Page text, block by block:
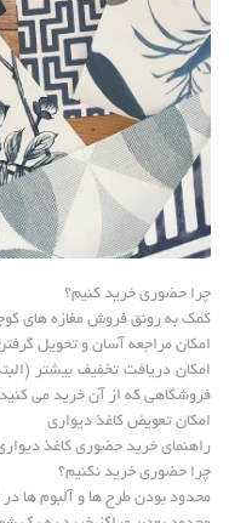
چرا حضوری خرید کنیم؟
کمک به رونق فروش مغازه های
امکان مراجعه آسان و تحویل
امکان دریافت تخفیف بیشتر
فروشگاهی که از آن خرید می
امکان تعویض کاغذ دیواری
راهنمای خرید حضوری کاغذ
چرا حضوری خرید نکنیم؟
محدود بودن طرح ها و آلبوم ها